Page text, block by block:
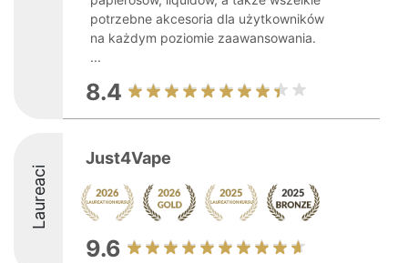
potrzebne akcesoria dla użytkowników
na każdym poziomie zaawansowania.
...
8.4
Laureaci
Just4Vape
9.6